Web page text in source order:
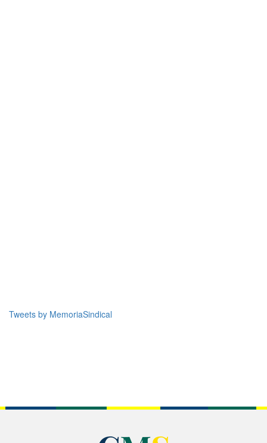
Tweets by MemoriaSindical